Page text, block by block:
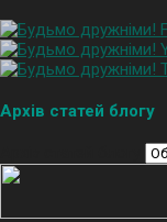
Архів статей блогу